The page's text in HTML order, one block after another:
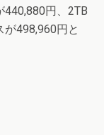
440,880円、2TB
が498,960円と